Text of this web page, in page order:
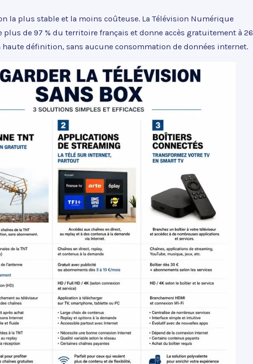
la plus stable et la moins coûteuse. La Télévision Numérique
plus de 97 % du territoire français et donne accès gratuitement à 26
haute définition, sans aucune consommation de données internet.